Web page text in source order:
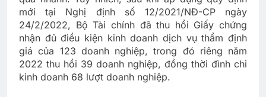
mới tại Nghị định số 12/2021/NĐ-CP ngày
24/2/2022, Bộ Tài chính đã thu hồi Giấy chứng
nhận đủ điều kiện kinh doanh dịch vụ thẩm định
giá của 123 doanh nghiệp, trong đó riêng năm
2022 thu hồi 39 doanh nghiệp, đồng thời đình chỉ
kinh doanh 68 lượt doanh nghiệp.